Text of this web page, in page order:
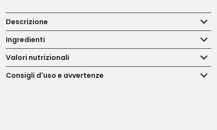
Descrizione
Ingredienti
Valori nutrizionali
Consigli d'uso e avvertenze